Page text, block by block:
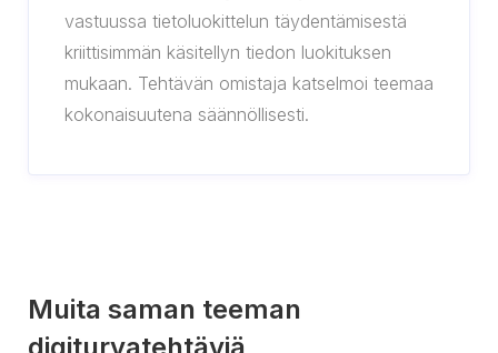
vastuussa tietoluokittelun täydentämisestä
kriittisimmän käsitellyn tiedon luokituksen
mukaan. Tehtävän omistaja katselmoi teemaa
kokonaisuutena säännöllisesti.
Muita saman teeman